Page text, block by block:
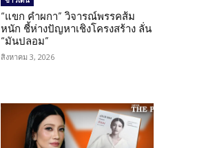
“แขก คำผกา” วิจารณ์พรรคส้ม
หนัก ชี้ห่างปัญหาเชิงโครงสร้าง ลั่น
“มันปลอม”
สิงหาคม 3, 2026